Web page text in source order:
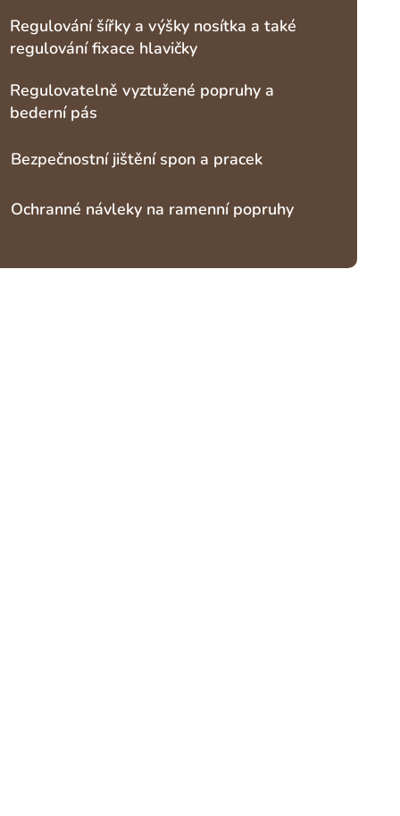
Regulování šířky a výšky nosítka a také
regulování fixace hlavičky
Regulovatelně vyztužené popruhy a
bederní pás
Bezpečnostní jištění spon a pracek
Ochranné návleky na ramenní popruhy